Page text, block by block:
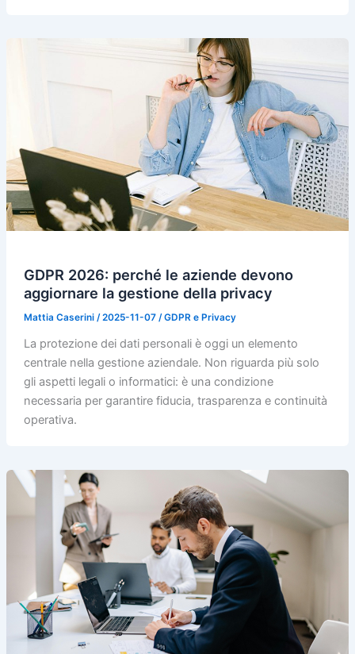
GDPR 2026: perché le aziende devono
aggiornare la gestione della privacy
Mattia Caserini /2025-11-07 /GDPR e Privacy
La protezione dei dati personali è oggi un elemento
centrale nella gestione aziendale. Non riguarda più solo
gli aspetti legali o informatici: è una condizione
necessaria per garantire fiducia, trasparenza e continuità
operativa.